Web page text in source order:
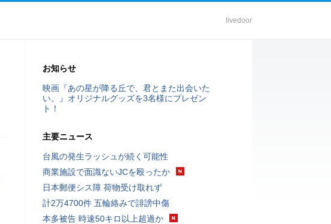
livedoor
お知らせ
映画『あの星が降る丘で、君とまた出会いた
い。』オリジナルグッズを3名様にプレゼン
ト！
主要ニュース
台風の発生ラッシュが続く可能性
商業施設で面識ないJCを殴ったか
日本郵便シス障 荷物受け取れず
計2万4700件 五輪絡みで誹謗中傷
本多被告 時速50キロ以上超過か